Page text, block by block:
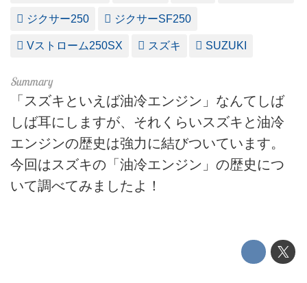
ジクサー250 ジクサーSF250
Vストローム250SX スズキ SUZUKI
「スズキといえば油冷エンジン」なんてしば
しば耳にしますが、それくらいスズキと油冷
エンジンの歴史は強力に結びついています。
今回はスズキの「油冷エンジン」の歴史につ
いて調べてみましたよ！